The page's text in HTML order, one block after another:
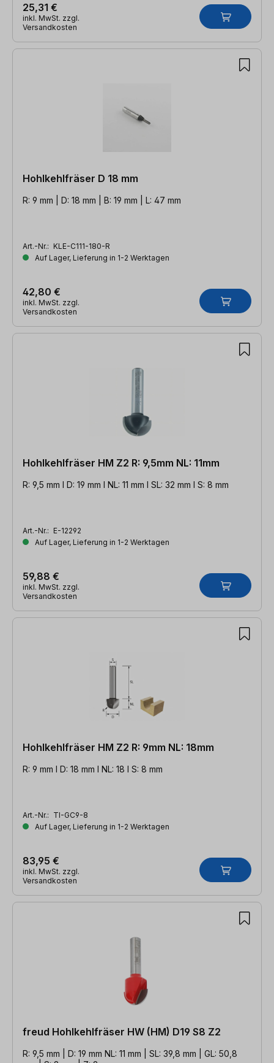
25,31 €
inkl. MwSt. zzgl.
Versandkosten
Hohlkehlfräser D 18 mm
R: 9 mm | D: 18 mm | B: 19 mm | L: 47 mm
Art.-Nr.: KLE-C111-180-R
Auf Lager, Lieferung in 1-2 Werktagen
42,80 €
inkl. MwSt. zzgl.
Versandkosten
Hohlkehlfräser HM Z2 R: 9,5mm NL: 11mm
R: 9,5 mm l D: 19 mm l NL: 11 mm l SL: 32 mm l S: 8 mm
Art.-Nr.: E-12292
Auf Lager, Lieferung in 1-2 Werktagen
59,88 €
inkl. MwSt. zzgl.
Versandkosten
Hohlkehlfräser HM Z2 R: 9mm NL: 18mm
R: 9 mm l D: 18 mm l NL: 18 l S: 8 mm
Art.-Nr.: TI-GC9-8
Auf Lager, Lieferung in 1-2 Werktagen
83,95 €
inkl. MwSt. zzgl.
Versandkosten
freud Hohlkehlfräser HW (HM) D19 S8 Z2
R: 9,5 mm | D: 19 mm NL: 11 mm | SL: 39,8 mm | GL: 50,8